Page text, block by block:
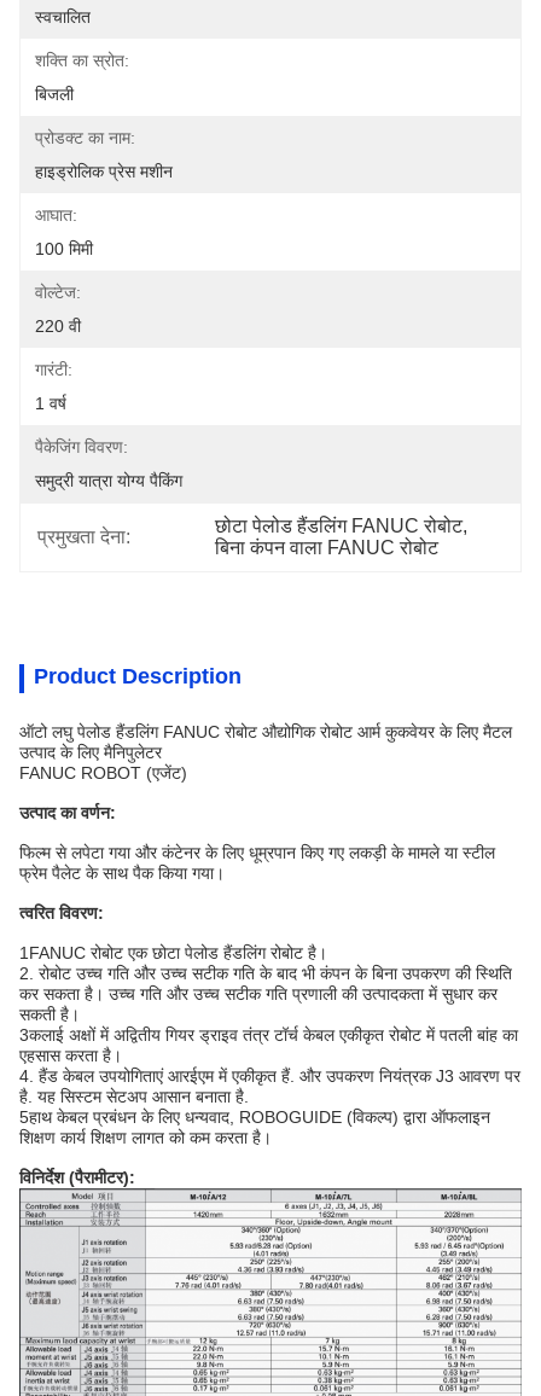
स्वचालित
शक्ति का स्रोत:
बिजली
प्रोडक्ट का नाम:
हाइड्रोलिक प्रेस मशीन
आघात:
100 मिमी
वोल्टेज:
220 वी
गारंटी:
1 वर्ष
पैकेजिंग विवरण:
समुद्री यात्रा योग्य पैकिंग
प्रमुखता देना:
छोटा पेलोड हैंडलिंग FANUC रोबोट,
बिना कंपन वाला FANUC रोबोट
Product Description
ऑटो लघु पेलोड हैंडलिंग FANUC रोबोट औद्योगिक रोबोट आर्म कुकवेयर के लिए मैटल
उत्पाद के लिए मैनिपुलेटर
FANUC ROBOT (एजेंट)
उत्पाद का वर्णन:
फिल्म से लपेटा गया और कंटेनर के लिए धूम्रपान किए गए लकड़ी के मामले या स्टील
फ्रेम पैलेट के साथ पैक किया गया।
त्वरित विवरण:
1FANUC रोबोट एक छोटा पेलोड हैंडलिंग रोबोट है।
2. रोबोट उच्च गति और उच्च सटीक गति के बाद भी कंपन के बिना उपकरण की स्थिति
कर सकता है। उच्च गति और उच्च सटीक गति प्रणाली की उत्पादकता में सुधार कर
सकती है।
3कलाई अक्षों में अद्वितीय गियर ड्राइव तंत्र टॉर्च केबल एकीकृत रोबोट में पतली बांह का
एहसास करता है।
4. हैंड केबल उपयोगिताएं आरईएम में एकीकृत हैं. और उपकरण नियंत्रक J3 आवरण पर
है. यह सिस्टम सेटअप आसान बनाता है.
5हाथ केबल प्रबंधन के लिए धन्यवाद, ROBOGUIDE (विकल्प) द्वारा ऑफलाइन
शिक्षण कार्य शिक्षण लागत को कम करता है।
विनिर्देश (पैरामीटर):